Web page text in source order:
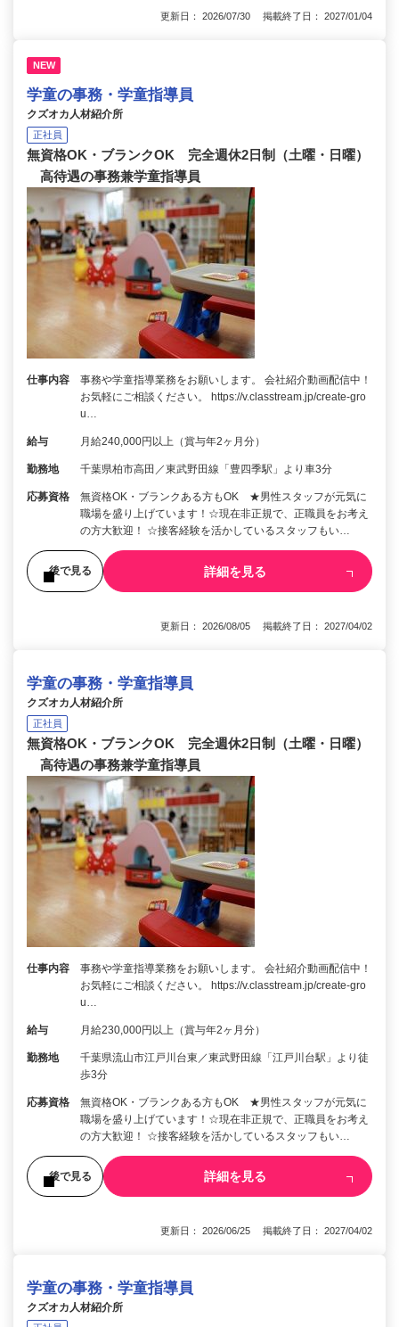
更新日： 2026/07/30 掲載終了日： 2027/01/04
NEW
学童の事務・学童指導員
クズオカ人材紹介所
正社員
無資格OK・ブランクOK 完全週休2日制（土曜・日曜）
高待遇の事務兼学童指導員
仕事内容
事務や学童指導業務をお願いします。 会社紹介動画配信中！
お気軽にご相談ください。 https://v.classtream.jp/create-gro
u…
給与 月給240,000円以上（賞与年2ヶ月分）
勤務地 千葉県柏市高田／東武野田線「豊四季駅」より車3分
応募資格
無資格OK・ブランクある方もOK ★男性スタッフが元気に
職場を盛り上げています！☆現在非正規で、正職員をお考え
の方大歓迎！ ☆接客経験を活かしているスタッフもい…
後で見る 詳細を見る
更新日： 2026/08/05 掲載終了日： 2027/04/02
学童の事務・学童指導員
クズオカ人材紹介所
正社員
無資格OK・ブランクOK 完全週休2日制（土曜・日曜）
高待遇の事務兼学童指導員
仕事内容
事務や学童指導業務をお願いします。 会社紹介動画配信中！
お気軽にご相談ください。 https://v.classtream.jp/create-gro
u…
給与 月給230,000円以上（賞与年2ヶ月分）
勤務地
千葉県流山市江戸川台東／東武野田線「江戸川台駅」より徒
歩3分
応募資格
無資格OK・ブランクある方もOK ★男性スタッフが元気に
職場を盛り上げています！☆現在非正規で、正職員をお考え
の方大歓迎！ ☆接客経験を活かしているスタッフもい…
後で見る 詳細を見る
更新日： 2026/06/25 掲載終了日： 2027/04/02
学童の事務・学童指導員
クズオカ人材紹介所